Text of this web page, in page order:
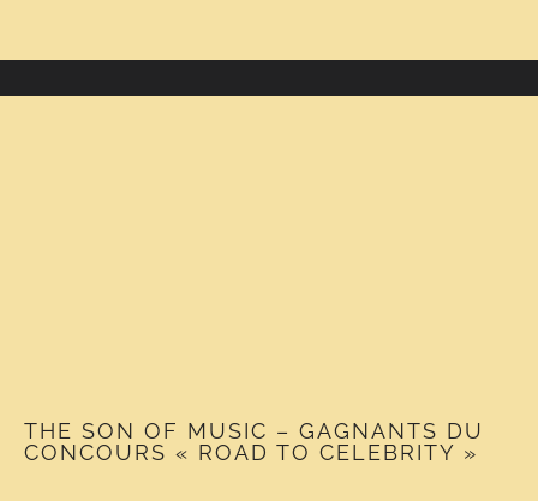
THE SON OF MUSIC – GAGNANTS DU
CONCOURS « ROAD TO CELEBRITY »